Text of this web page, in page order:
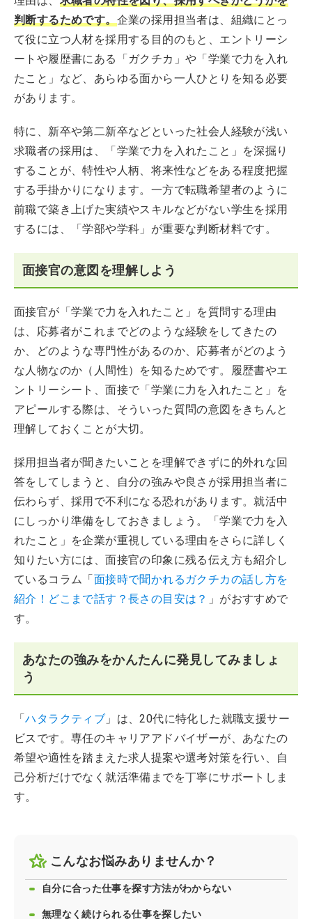
判断するためです。企業の採用担当者は、組織にとっ
て役に立つ人材を採用する目的のもと、エントリーシ
ートや履歴書にある「ガクチカ」や「学業で力を入れ
たこと」など、あらゆる面から一人ひとりを知る必要
があります。
特に、新卒や第二新卒などといった社会人経験が浅い
求職者の採用は、「学業で力を入れたこと」を深掘り
することが、特性や人柄、将来性などをある程度把握
する手掛かりになります。一方で転職希望者のように
前職で築き上げた実績やスキルなどがない学生を採用
するには、「学部や学科」が重要な判断材料です。
面接官の意図を理解しよう
面接官が「学業で力を入れたこと」を質問する理由
は、応募者がこれまでどのような経験をしてきたの
か、どのような専門性があるのか、応募者がどのよう
な人物なのか（人間性）を知るためです。履歴書やエ
ントリーシート、面接で「学業に力を入れたこと」を
アピールする際は、そういった質問の意図をきちんと
理解しておくことが大切。
採用担当者が聞きたいことを理解できずに的外れな回
答をしてしまうと、自分の強みや良さが採用担当者に
伝わらず、採用で不利になる恐れがあります。就活中
にしっかり準備をしておきましょう。「学業で力を入
れたこと」を企業が重視している理由をさらに詳しく
知りたい方には、面接官の印象に残る伝え方も紹介し
ているコラム「面接時で聞かれるガクチカの話し方を
紹介！どこまで話す？長さの目安は？ 」がおすすめで
す。
あなたの強みをかんたんに発見してみましょ
う
「ハタラクティブ 」は、20代に特化した就職支援サー
ビスです。専任のキャリアアドバイザーが、あなたの
希望や適性を踏まえた求人提案や選考対策を行い、自
己分析だけでなく就活準備までを丁寧にサポートしま
す。
こんなお悩みありませんか？
自分に合った仕事を探す方法がわからない
無理なく続けられる仕事を探したい